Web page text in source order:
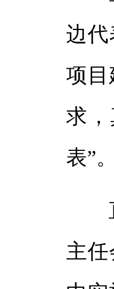
边
项
求
表”。
直
主